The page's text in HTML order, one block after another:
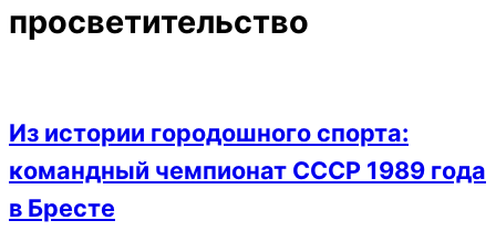
просветительство
Из истории городошного спорта:
командный чемпионат СССР 1989 года
в Бресте